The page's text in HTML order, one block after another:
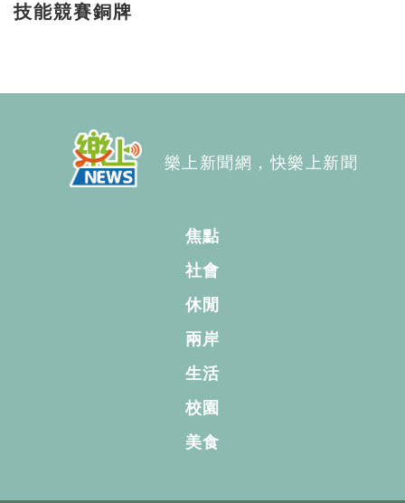
技能競賽銅牌
樂上新聞網，快樂上新聞
焦點
社會
休閒
兩岸
生活
校園
美食